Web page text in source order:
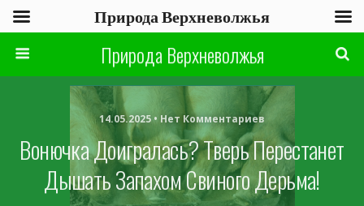
Природа Верхневолжья
14.05.2025 • Нет Комментариев
Вонючка Доигралась? Тверь Перестанет
Дышать Запахом Свиного Дерьма!
Природа Верхневолжья